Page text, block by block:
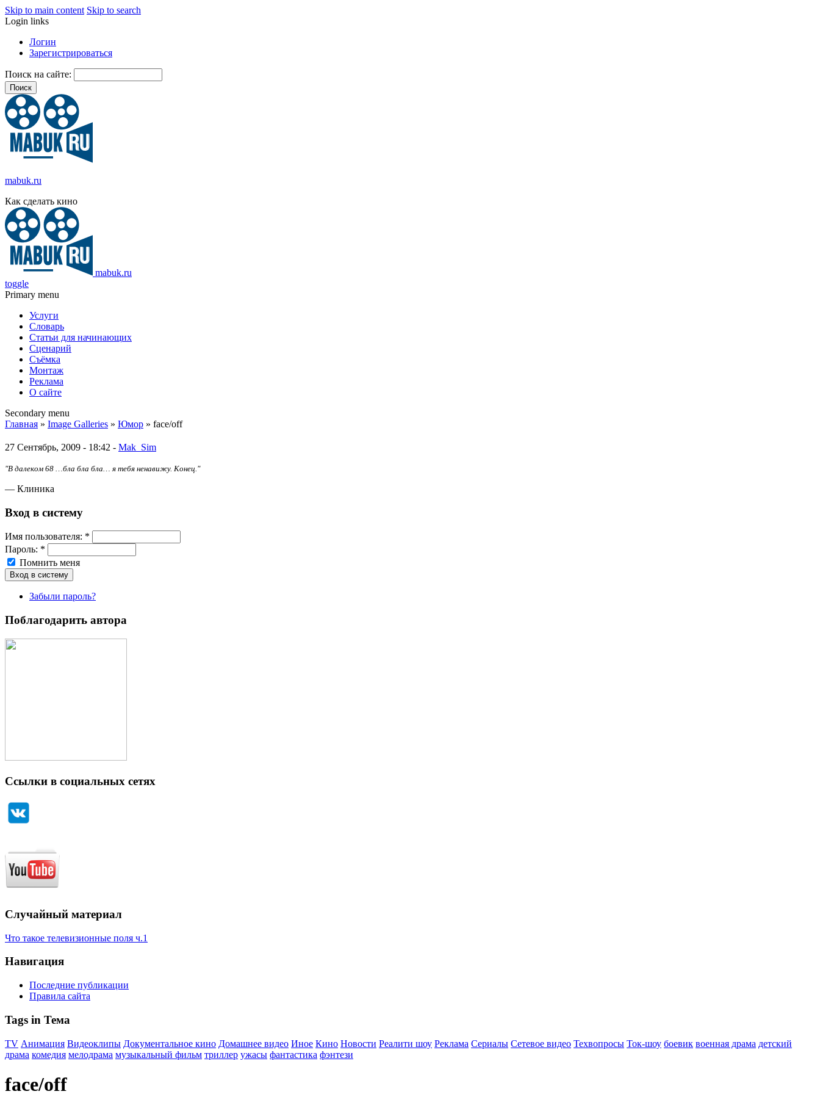
Skip to main content Skip to search
Login links
Логин
Зарегистрироваться
Поиск на сайте:
mabuk.ru
Как сделать кино
mabuk.ru
toggle
Primary menu
Услуги
Словарь
Статьи для начинающих
Сценарий
Съёмка
Монтаж
Реклама
О сайте
Secondary menu
Главная » Image Galleries » Юмор » face/off
27 Сентябрь, 2009 - 18:42 - Mak_Sim
"В далеком 68 …бла бла бла… я тебя ненавижу. Конец."
— Клиника
Вход в систему
Имя пoльзовaтeля: *
Пароль: *
Помнить меня
Забыли пароль?
Поблагодарить автора
Ссылки в социальных сетях
Случайный материал
Что такое телевизионные поля ч.1
Навигация
Последние публикации
Правила сайта
Tags in Тема
TV Анимация Видеоклипы Документальное кино Домашнее видео Иное Кино Новости Реалити шоу Реклама Сериалы Сетевое видео Техвопросы Ток-шоу боевик военная драма детский
драма комедия мелодрама музыкальный фильм триллер ужасы фантастика фэнтези
face/off